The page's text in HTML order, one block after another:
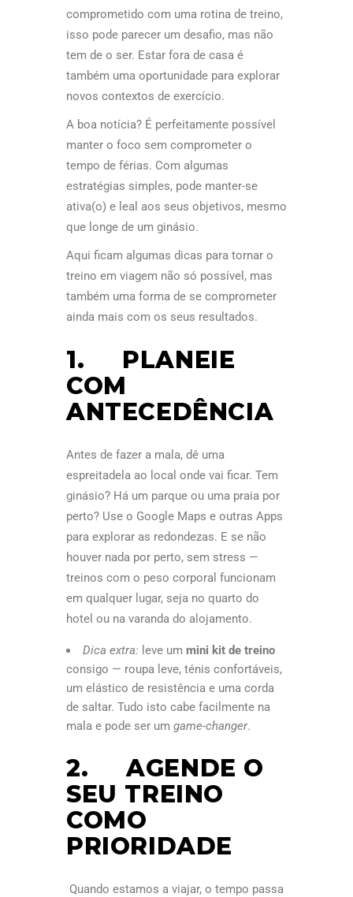
comprometido com uma rotina de treino,
isso pode parecer um desafio, mas não
tem de o ser. Estar fora de casa é
também uma oportunidade para explorar
novos contextos de exercício.
A boa notícia? É perfeitamente possível
manter o foco sem comprometer o
tempo de férias. Com algumas
estratégias simples, pode manter-se
ativa(o) e leal aos seus objetivos, mesmo
que longe de um ginásio.
Aqui ficam algumas dicas para tornar o
treino em viagem não só possível, mas
também uma forma de se comprometer
ainda mais com os seus resultados.
1. PLANEIE
COM
ANTECEDÊNCIA
Antes de fazer a mala, dê uma
espreitadela ao local onde vai ficar. Tem
ginásio? Há um parque ou uma praia por
perto? Use o Google Maps e outras Apps
para explorar as redondezas. E se não
houver nada por perto, sem stress —
treinos com o peso corporal funcionam
em qualquer lugar, seja no quarto do
hotel ou na varanda do alojamento.
Dica extra: leve um mini kit de treino
consigo — roupa leve, ténis confortáveis,
um elástico de resistência e uma corda
de saltar. Tudo isto cabe facilmente na
mala e pode ser um game-changer.
2. AGENDE O
SEU TREINO
COMO
PRIORIDADE
Quando estamos a viajar, o tempo passa